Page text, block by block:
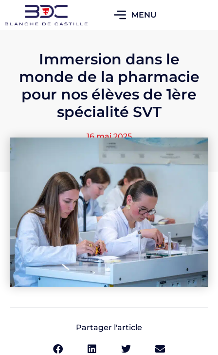
MENU
Immersion dans le
monde de la pharmacie
pour nos élèves de 1ère
spécialité SVT
16 mai 2025
Partager l'article